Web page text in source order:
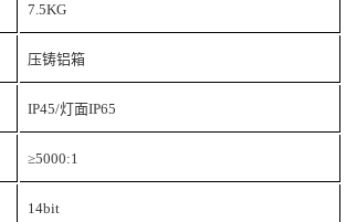
7.5KG
压铸铝箱
IP45/灯面IP65
≥5000:1
14bit